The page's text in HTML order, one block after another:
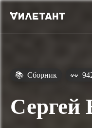
📚 Сборник 👀
Сергей